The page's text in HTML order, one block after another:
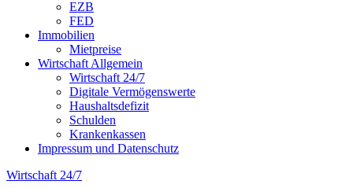
EZB
FED
Immobilien
Mietpreise
Wirtschaft Allgemein
Wirtschaft 24/7
Digitale Vermögenswerte
Haushaltsdefizit
Schulden
Krankenkassen
Impressum und Datenschutz
Wirtschaft 24/7